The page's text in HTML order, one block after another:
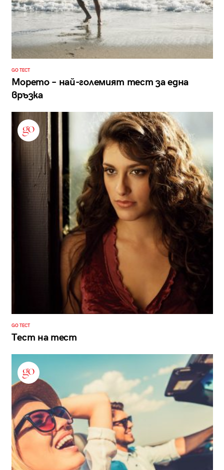
GO ТЕСТ
Морето – най-големият тест за една
връзка
GO ТЕСТ
Тест на тест